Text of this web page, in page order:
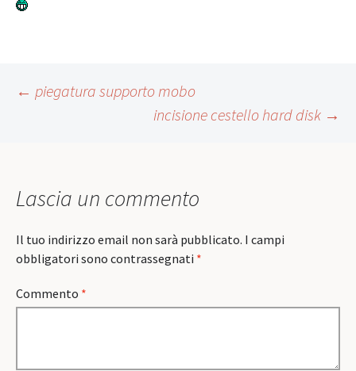
Post
← piegatura supporto mobo
incisione cestello hard disk →
Lascia un commento
Il tuo indirizzo email non sarà pubblicato. I campi
obbligatori sono contrassegnati *
Commento *